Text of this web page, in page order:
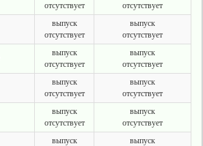
отсутствует
отсутствует
выпуск
отсутствует
выпуск
отсутствует
выпуск
отсутствует
выпуск
отсутствует
выпуск
отсутствует
выпуск
отсутствует
выпуск
отсутствует
выпуск
отсутствует
выпуск
выпуск